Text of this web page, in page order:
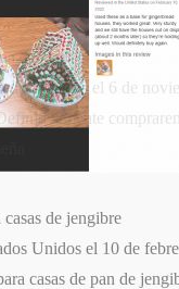
de jengibre
Unidos el 10 de
casas de pan de
calidad
Unidos el 6 de